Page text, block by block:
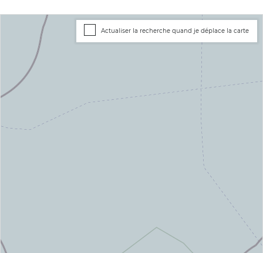
Actualiser la recherche quand je déplace la carte